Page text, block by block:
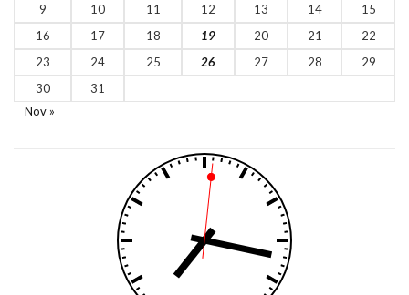
9
10 11 12 13 14
15
16
17 18 19 20 21
22
23
24 25 26 27 28
29
30
31
Nov »